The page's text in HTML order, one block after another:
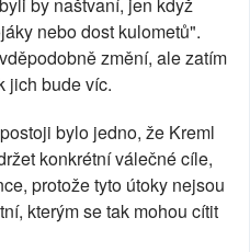
by naštvaní, jen když
nebo dost kulometů".
změní, ale zatím
jich bude víc.
bylo jedno, že Kreml
konkrétní válečné cíle,
protože tyto útoky nejsou
kterým se tak mohou cítit